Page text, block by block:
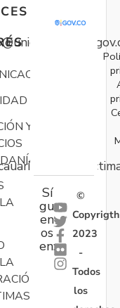
Y
Sí
gu
en
os
en:
©
Copyrigth
2023
-
Todos
los